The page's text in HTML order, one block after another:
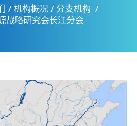
机构概况
分支机构
战略研究会长江分会